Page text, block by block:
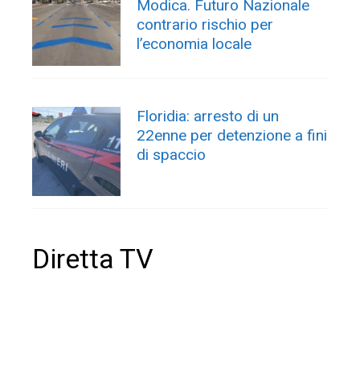
Modica. Futuro Nazionale
contrario rischio per
l’economia locale
Floridia: arresto di un
22enne per detenzione a fini
di spaccio
Diretta TV